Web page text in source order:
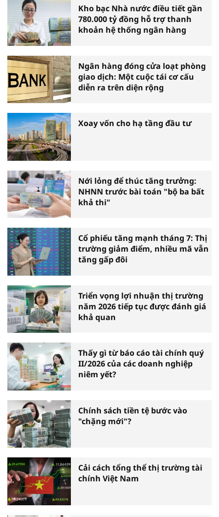
Kho bạc Nhà nước điều tiết gần
780.000 tỷ đồng hỗ trợ thanh
khoản hệ thống ngân hàng
Ngân hàng đóng cửa loạt phòng
giao dịch: Một cuộc tái cơ cấu
diễn ra trên diện rộng
Xoay vốn cho hạ tầng đầu tư
Nới lỏng để thúc tăng trưởng:
NHNN trước bài toán "bộ ba bất
khả thi"
Cổ phiếu tăng mạnh tháng 7: Thị
trường giảm điểm, nhiều mã vẫn
tăng gấp đôi
Triển vọng lợi nhuận thị trường
năm 2026 tiếp tục được đánh giá
khả quan
Thấy gì từ báo cáo tài chính quý
II/2026 của các doanh nghiệp
niêm yết?
Chính sách tiền tệ bước vào
"chặng mới"?
Cải cách tổng thể thị trường tài
chính Việt Nam